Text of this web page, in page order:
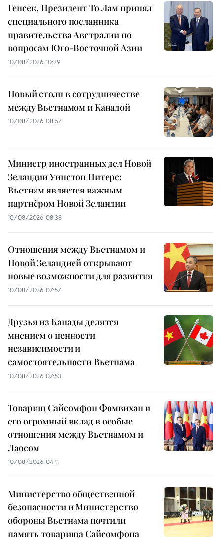
Генсек, Президент То Лам принял
специального посланника
правительства Австралии по
вопросам Юго-Восточной Азии
10/08/2026 10:29
Новый столп в сотрудничестве
между Вьетнамом и Канадой
10/08/2026 08:57
Министр иностранных дел Новой
Зеландии Уинстон Питерс:
Вьетнам является важным
партнёром Новой Зеландии
10/08/2026 08:38
Отношения между Вьетнамом и
Новой Зеландией открывают
новые возможности для развития
10/08/2026 07:57
Друзья из Канады делятся
мнением о ценности
независимости и
самостоятельности Вьетнама
10/08/2026 07:53
Товарищ Сайсомфон Фомвихан и
его огромный вклад в особые
отношения между Вьетнамом и
Лаосом
10/08/2026 04:11
Министерство общественной
безопасности и Министерство
обороны Вьетнама почтили
память товарища Сайсомфона